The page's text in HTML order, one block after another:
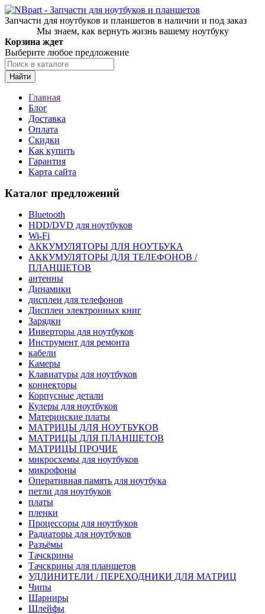
Запчасти для ноутбуков и планшетов в наличии и под заказ
Мы знаем, как вернуть жизнь вашему ноутбуку
Корзина ждет
Выберите любое предложение
Найти
Главная
Блог
Доставка
Оплата
Скидки
Как купить
Гарантия
Карта сайта
Каталог предложений
Bluetooth
HDD/DVD для ноутбуков
Wi-Fi
АККУМУЛЯТОРЫ ДЛЯ НОУТБУКА
АККУМУЛЯТОРЫ ДЛЯ ТЕЛЕФОНОВ /
ПЛАНШЕТОВ
антенны
Динамики
дисплеи для телефонов
Дисплеи электронных книг
Зарядки
Инверторы для ноутбуков
Инструмент для ремонта
кабели
Камеры
Клавиатуры для ноутбуков
коннекторы
Корпусные детали
Кулеры для ноутбуков
Материнские платы
МАТРИЦЫ ДЛЯ НОУТБУКОВ
МАТРИЦЫ ДЛЯ ПЛАНШЕТОВ
МАТРИЦЫ ПРОЧИЕ
микросхемы для ноутбуков
микрофоны
Оперативная память для ноутбука
петли для ноутбуков
платы
пленки
Процессоры для ноутбуков
Радиаторы для ноутбуков
Разъёмы
Тачскрины
Тачскрины для планшетов
УДЛИНИТЕЛИ / ПЕРЕХОДНИКИ ДЛЯ МАТРИЦ
Чипы
Шарниры
Шлейфы